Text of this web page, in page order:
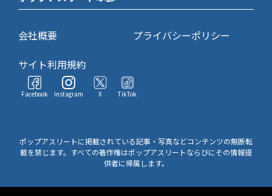
会社概要
プライバシーポリシー
サイト利用規約
Facebook Instagram X TikTok
ポップアスリートに掲載されている記事・写真などコンテンツの無断転
載を禁じます。すべての著作権はポップアスリートならびにその情報提
供者に帰属します。